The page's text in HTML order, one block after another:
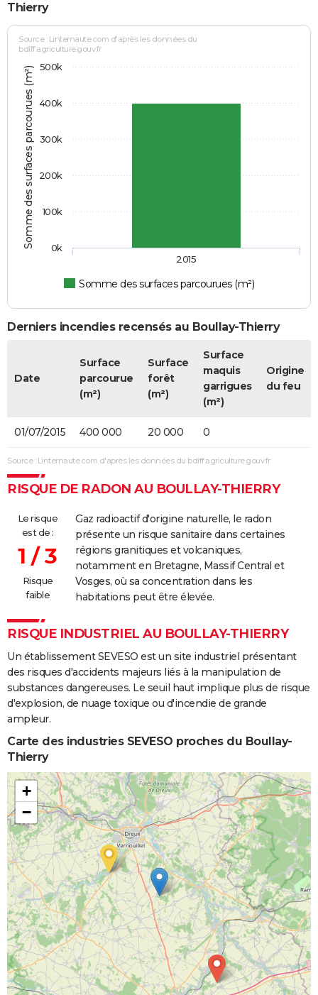
Thierry
Somme des surfaces parcourues (m²)
Source : Linternaute.com d'après les données du
bdiff.agriculture.gouv.fr
Somme des surfaces parcourues (m²)
2015
0k
100k
200k
300k
400k
500k
Derniers incendies recensés au Boullay-Thierry
Date
Surface
parcourue
(m²)
Surface
forêt
(m²)
Surface
maquis
garrigues
(m²)
Origine
du feu
01/07/2015 400 000 20 000 0
Source : Linternaute.com d'après les données du bdiff.agriculture.gouv.fr
RISQUE DE RADON AU BOULLAY-THIERRY
Le risque
est de :
1 / 3
Risque
faible
Gaz radioactif d'origine naturelle, le radon
présente un risque sanitaire dans certaines
régions granitiques et volcaniques,
notamment en Bretagne, Massif Central et
Vosges, où sa concentration dans les
habitations peut être élevée.
RISQUE INDUSTRIEL AU BOULLAY-THIERRY
Un établissement SEVESO est un site industriel présentant
des risques d'accidents majeurs liés à la manipulation de
substances dangereuses. Le seuil haut implique plus de risque
d'explosion, de nuage toxique ou d'incendie de grande
ampleur.
Carte des industries SEVESO proches du Boullay-
Thierry
+
−